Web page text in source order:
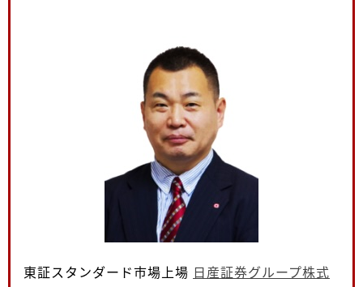
東証スタンダード市場上場 日産証券グループ株式